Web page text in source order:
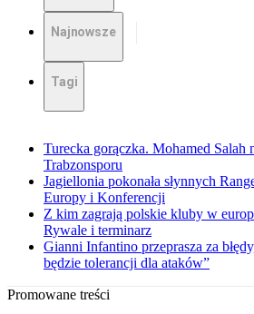
Najnowsze
Tagi
Turecka gorączka. Mohamed Salah
Trabzonsporu
Jagiellonia pokonała słynnych
Europy i Konferencji
Z kim zagrają polskie kluby w
Rywale i terminarz
Gianni Infantino przeprasza za
będzie tolerancji dla ataków”
Promowane treści